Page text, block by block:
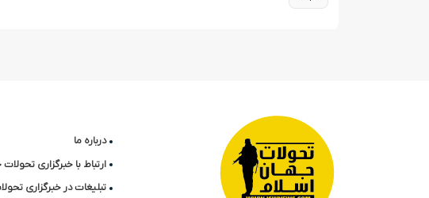
درباره ما
ارتباط با خبرگزاری
تبلیغات در خبرگزاری